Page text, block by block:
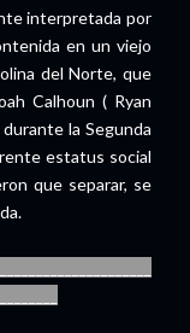
interpretada por
en un viejo
del Norte, que
Calhoun ( Ryan
la Segunda
estatus social
que separar, se